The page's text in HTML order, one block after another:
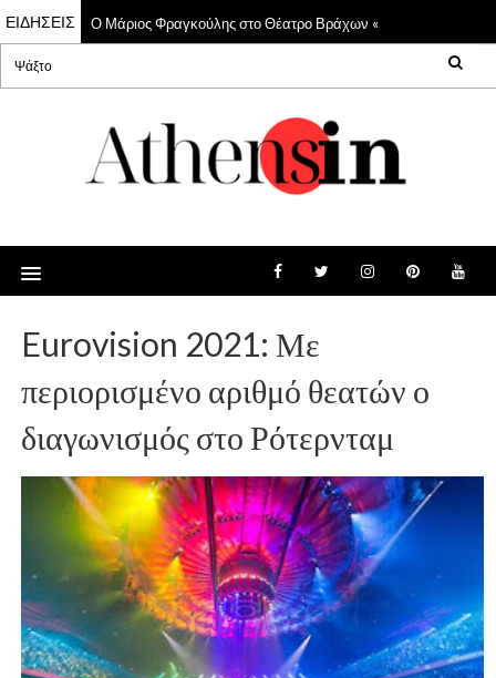
ΕΙΔΗΣΕΙΣ
22 Jul 2026 Ο Μάριος Φραγκούλης στο Θέατρο Βράχων «Μελίνα Μερκούρη»
Eurovision 2021: Με
περιορισμένο αριθμό θεατών ο
διαγωνισμός στο Ρότερνταμ